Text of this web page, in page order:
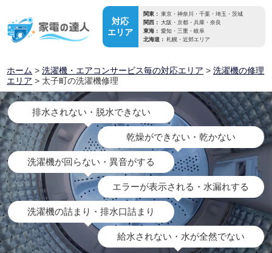
対応
エリア
関東： 東京・神奈川・千葉・埼玉・茨城
関西： 大阪・京都・兵庫・奈良
東海： 愛知・三重・岐阜
北海道： 札幌・近郊エリア
ホーム >洗濯機・エアコンサービス毎の対応エリア >洗濯機の修理
エリア > 太子町の洗濯機修理
排水されない・脱水できない
乾燥ができない・乾かない
洗濯機が回らない・異音がする
エラーが表示される・水漏れする
洗濯機の詰まり・排水口詰まり
給水されない・水が全然でない